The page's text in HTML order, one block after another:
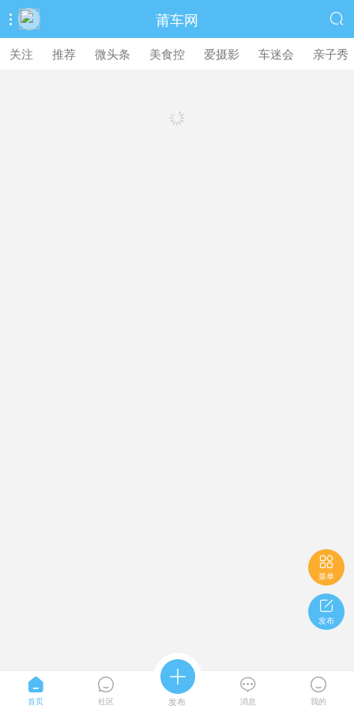
 莆车网 
关注 推荐 微头条 美食控 爱摄影 车迷会 亲子秀

菜单

发布

首页

社区

发布

消息

我的